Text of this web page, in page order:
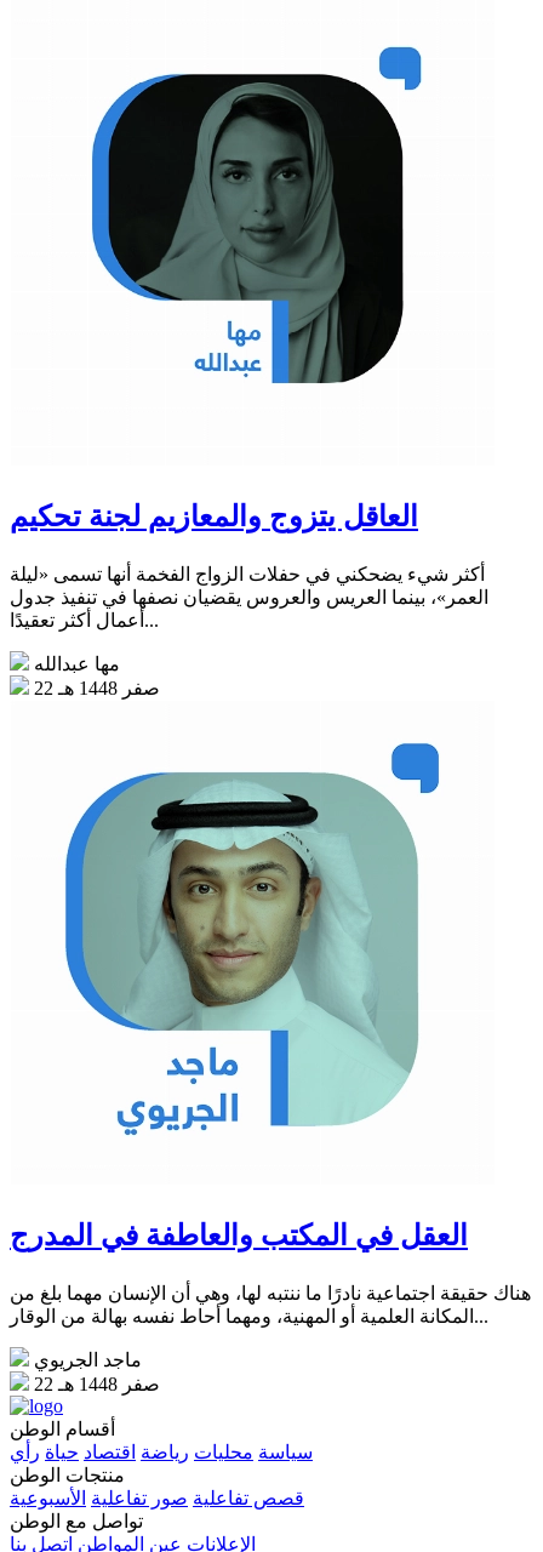
العاقل يتزوج والمعازيم لجنة تحكيم
أكثر شيء يضحكني في حفلات الزواج الفخمة أنها تسمى «ليلة
العمر»، بينما العريس والعروس يقضيان نصفها في تنفيذ جدول
أعمال أكثر تعقيدًا...
مها عبدالله
22 صفر 1448 هـ
العقل في المكتب والعاطفة في المدرج
هناك حقيقة اجتماعية نادرًا ما ننتبه لها، وهي أن الإنسان مهما بلغ من
المكانة العلمية أو المهنية، ومهما أحاط نفسه بهالة من الوقار...
ماجد الجريوي
22 صفر 1448 هـ
أقسام الوطن
سياسة محليات رياضة اقتصاد حياة رأي
منتجات الوطن
قصص تفاعلية صور تفاعلية الأسبوعية
تواصل مع الوطن
الإعلانات عين المواطن اتصل بنا